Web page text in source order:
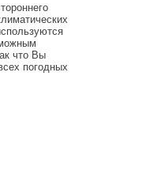
что Вы
погодных